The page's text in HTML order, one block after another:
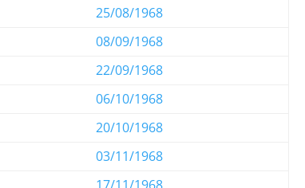
25/08/1968
08/09/1968
22/09/1968
06/10/1968
20/10/1968
03/11/1968